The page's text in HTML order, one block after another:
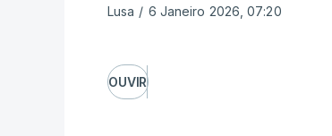
Lusa / 6 Janeiro 2026, 07:20
OUVIR